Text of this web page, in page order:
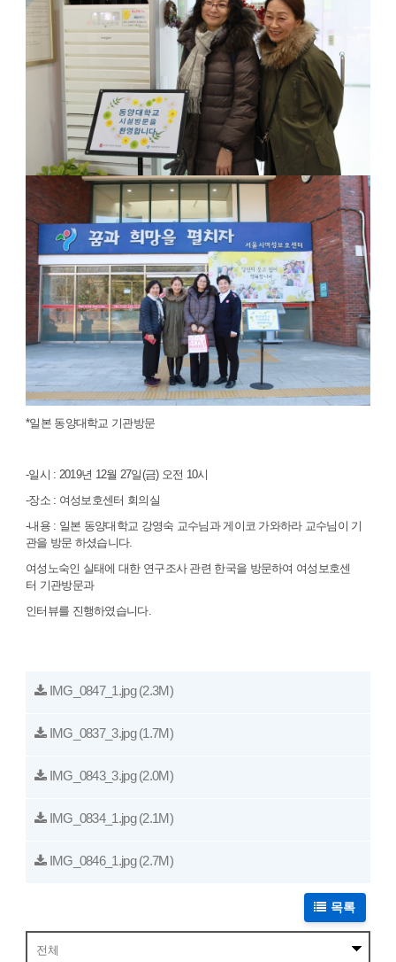
*일본 동양대학교 기관방문
-일시 : 2019년 12월 27일(금) 오전 10시
-장소 : 여성보호센터 회의실
-내용 : 일본 동양대학교 강영숙 교수님과 게이코 가와하라 교수님이 기
관을 방문 하셨습니다.
여성노숙인 실태에 대한 연구조사 관련 한국을 방문하여 여성보호센
터 기관방문과
인터뷰를 진행하였습니다.
IMG_0847_1.jpg(2.3M)
IMG_0837_3.jpg(1.7M)
IMG_0843_3.jpg(2.0M)
IMG_0834_1.jpg(2.1M)
IMG_0846_1.jpg(2.7M)
목록